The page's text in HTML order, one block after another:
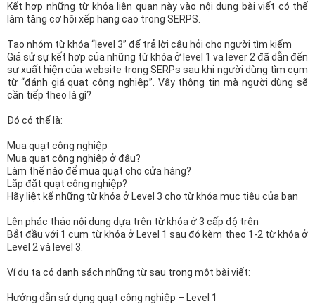
Kết hợp những từ khóa liên quan này vào nội dung bài viết có thể
làm tăng cơ hội xếp hạng cao trong SERPS.
Tạo nhóm từ khóa “level 3” để trả lời câu hỏi cho người tìm kiếm
Giả sử sự kết hợp của những từ khóa ở level 1 va lever 2 đã dẫn đến
sự xuất hiện của website trong SERPs sau khi người dùng tìm cụm
từ “đánh giá quạt công nghiệp”. Vậy thông tin mà người dùng sẽ
cần tiếp theo là gì?
Đó có thể là:
Mua quạt công nghiệp
Mua quạt công nghiệp ở đâu?
Làm thế nào để mua quạt cho cửa hàng?
Lắp đặt quạt công nghiệp?
Hãy liệt kế những từ khóa ở Level 3 cho từ khóa mục tiêu của bạn
Lên phác thảo nội dung dựa trên từ khóa ở 3 cấp độ trên
Bắt đầu với 1 cụm từ khóa ở Level 1 sau đó kèm theo 1-2 từ khóa ở
Level 2 và level 3.
Ví dụ ta có danh sách những từ sau trong một bài viết:
Hướng dẫn sử dụng quạt công nghiệp – Level 1